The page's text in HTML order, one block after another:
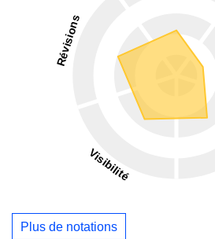
Plus de notations